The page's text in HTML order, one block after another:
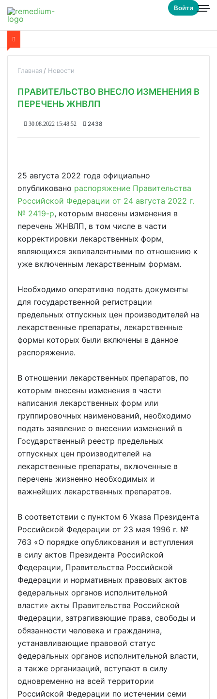
Войти
Главная Новости
ПРАВИТЕЛЬСТВО ВНЕСЛО ИЗМЕНЕНИЯ В
ПЕРЕЧЕНЬ ЖНВЛП
30.08.2022 15:48:52 2438
25 августа 2022 года официально
опубликовано распоряжение Правительства
Российской Федерации от 24 августа 2022 г.
№ 2419-р, которым внесены изменения в
перечень ЖНВЛП, в том числе в части
корректировки лекарственных форм,
являющихся эквивалентными по отношению к
уже включенным лекарственным формам.
Необходимо оперативно подать документы
для государственной регистрации
предельных отпускных цен производителей на
лекарственные препараты, лекарственные
формы которых были включены в данное
распоряжение.
В отношении лекарственных препаратов, по
которым внесены изменения в части
написания лекарственных форм или
группировочных наименований, необходимо
подать заявление о внесении изменений в
Государственный реестр предельных
отпускных цен производителей на
лекарственные препараты, включенные в
перечень жизненно необходимых и
важнейших лекарственных препаратов.
В соответствии с пунктом 6 Указа Президента
Российской Федерации от 23 мая 1996 г. №
763 «О порядке опубликования и вступления
в силу актов Президента Российской
Федерации, Правительства Российской
Федерации и нормативных правовых актов
федеральных органов исполнительной
власти» акты Правительства Российской
Федерации, затрагивающие права, свободы и
обязанности человека и гражданина,
устанавливающие правовой статус
федеральных органов исполнительной власти,
а также организаций, вступают в силу
одновременно на всей территории
Российской Федерации по истечении семи